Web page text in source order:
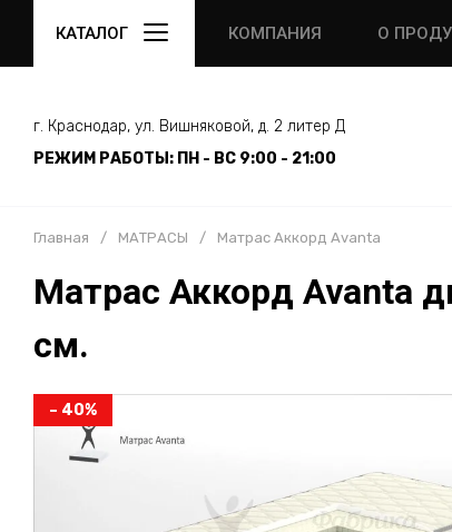
КАТАЛОГ КОМПАНИЯ О
г. Краснодар, ул. Вишняковой, д. 2 литер Д
РЕЖИМ РАБОТЫ: ПН - ВС 9:00 - 21:00
Главная / МАТРАСЫ / Матрас Аккорд Avanta
Матрас Аккорд Avanta
см.
– 40%